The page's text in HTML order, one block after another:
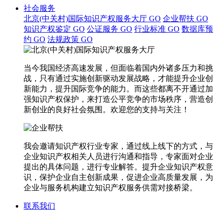
社会服务
北京(中关村)国际知识产权服务大厅 GO 企业帮扶 GO
知识产权鉴定 GO 公证服务 GO 行业标准 GO 数据库预
约 GO 法规政策 GO
当今我国经济高速发展，但面临着国内外诸多压力和挑
战，只有通过实施创新驱动发展战略，才能提升企业创
新能力，提升国际竞争的能力。而这些都离不开通过加
强知识产权保护，来打造公平竞争的市场秩序，营造创
新创业的良好社会氛围。欢迎您的支持与关注！
我会邀请知识产权行业专家，通过线上线下的方式，与
企业知识产权相关人员进行沟通和指导，专家面对企业
提出的具体问题，进行专业解答。提升企业知识产权意
识，保护企业自主创新成果，促进企业高质量发展，为
企业与服务机构建立知识产权服务供需对接桥梁。
联系我们